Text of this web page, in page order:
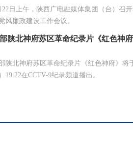
22日上午，陕西广电融媒体集团（台）召
风廉政建设工作会议。
陕北神府苏区革命纪录片《红色神
陕北神府苏区革命纪录片《红色神府》将
19:22在CCTV-9纪录频道播出。